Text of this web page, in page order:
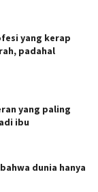
yang kerap
padahal
yang paling
ibu
dunia hanya